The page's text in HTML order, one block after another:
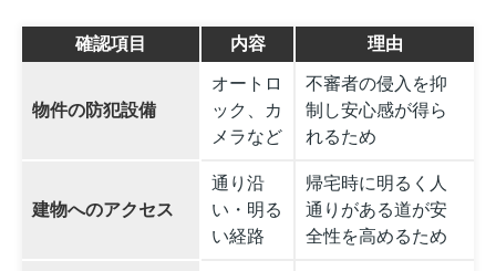
確認項目 内容 理由
物件の防犯設備
オートロ
ック、カ
メラなど
不審者の侵入を抑
制し安心感が得ら
れるため
建物へのアクセス
通り沿
い・明る
い経路
帰宅時に明るく人
通りがある道が安
全性を高めるため